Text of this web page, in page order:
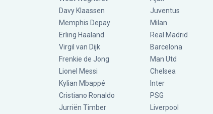
Davy Klaassen
Memphis Depay
Erling Haaland
Virgil van Dijk
Frenkie de Jong
Lionel Messi
Kylian Mbappé
Cristiano Ronaldo
Jurriën Timber
Juventus
Milan
Real Madrid
Barcelona
Man Utd
Chelsea
Inter
PSG
Liverpool